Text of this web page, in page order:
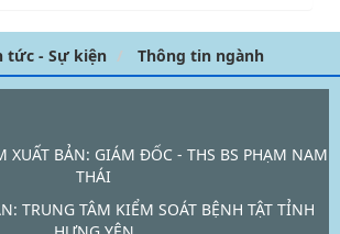
tức - Sự kiện Thông tin ngành
XUẤT BẢN: GIÁM ĐỐC - THS BS PHẠM NAM
THÁI
TRUNG TÂM KIỂM SOÁT BỆNH TẬT TỈNH